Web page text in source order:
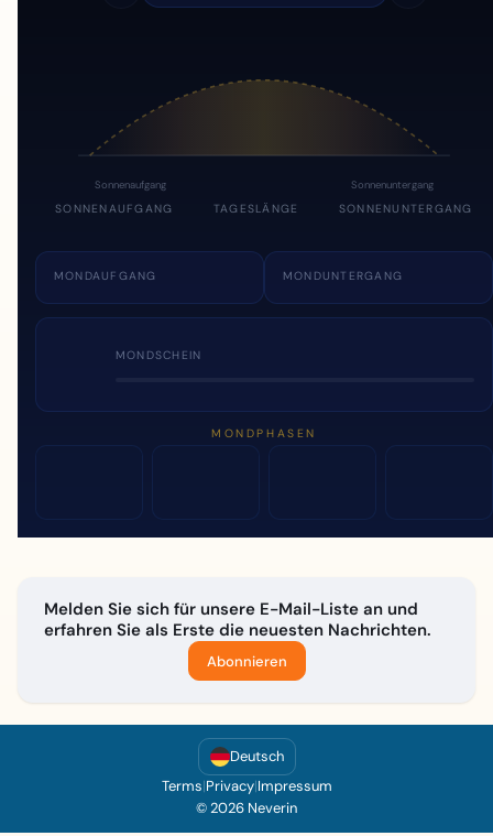
Sonnenaufgang Sonnenuntergang
SONNENAUFGANG TAGESLÄNGE SONNENUNTERGANG
MONDAUFGANG MONDUNTERGANG
MONDSCHEIN
MONDPHASEN
Melden Sie sich für unsere E-Mail-Liste an und
erfahren Sie als Erste die neuesten Nachrichten.
Abonnieren
Deutsch
Terms|Privacy|Impressum
© 2026 Neverin